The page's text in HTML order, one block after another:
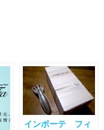
インボーテ フィ